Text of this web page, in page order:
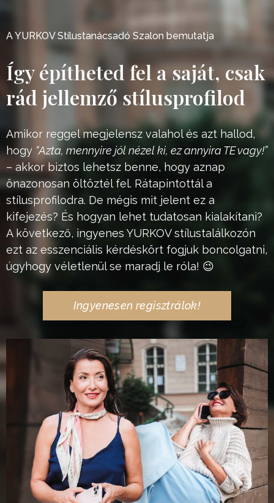
A YURKOV Stílustanácsadó Szalon bemutatja
Így építheted fel a saját, csak
rád jellemző stílusprofilod
Amikor reggel megjelensz valahol és azt hallod,
hogy “Azta, mennyire jól nézel ki, ez annyira TE vagy!”
– akkor biztos lehetsz benne, hogy aznap
önazonosan öltöztél fel. Rátapintottál a
stílusprofilodra. De mégis mit jelent ez a
kifejezés? És hogyan lehet tudatosan kialakítani?
A következő, ingyenes YURKOV stílustalálkozón
ezt az esszenciális kérdéskört fogjuk boncolgatni,
úgyhogy véletlenül se maradj le róla! 😉
Ingyenesen regisztrálok!